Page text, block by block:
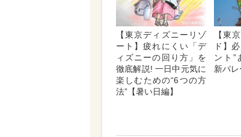
【東京ディズニーリゾ
ート】疲れにくい「デ
ィズニーの回り方」を
徹底解説! 一日中元気に
楽しむための“6つの方
法”【暑い日編】
【東
ド】
ント”
新パ